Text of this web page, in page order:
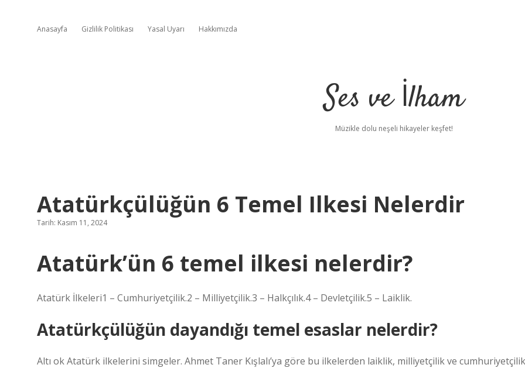
Anasayfa Gizlilik Politikası Yasal Uyarı Hakkımızda
Ses ve İlham
Müzikle dolu neşeli hikayeler keşfet!
Atatürkçülüğün 6 Temel Ilkesi Nelerdir
Tarih: Kasım 11, 2024
Atatürk’ün 6 temel ilkesi nelerdir?
Atatürk İlkeleri1 – Cumhuriyetçilik.2 – Milliyetçilik.3 – Halkçılık.4 – Devletçilik.5 – Laiklik.
Atatürkçülüğün dayandığı temel esaslar nelerdir?
Altı ok Atatürk ilkelerini simgeler. Ahmet Taner Kışlalı’ya göre bu ilkelerden laiklik, milliyetçilik ve cumhuriyetçilik